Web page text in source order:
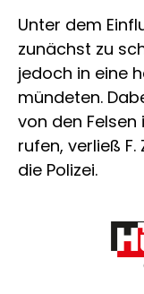
Unter dem
zunächst zu
jedoch in eine
mündeten.
von den Felsen
rufen, verließ
die Polizei.